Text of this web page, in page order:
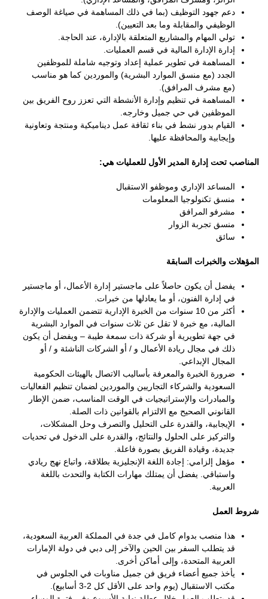
دعم جهود التوظيف (بما في ذلك المساهمة في صياغة الوصف
الوظيفي والمقابلة وما بعد التعيين).
تولي المهام والمشاريع المتعلقة بالإدارة، عند الحاجة.
إدارة الإدارة المالية في قسم العمليات.
المساهمة في تطوير عملية إعداد وتوجيه شاملة للموظفين
الجدد (مع منسق الموارد البشرية) والموردين كما هو مناسب
(مع مشرف المرافق).
المساهمة في تنظيم وإدارة الأنشطة التي تعزز روح الفريق بين
الموظفين في حي جميل وخارجه.
القيام بدور نشط في بناء ثقافة عمل ديناميكية ومنتجة وتعاونية
وإيجابية والمحافظة عليها.
المناصب تحت إدارة المدير الأول للعمليات هي:
المساعد الإداري وموظفو الاستقبال
منسق تكنولوجيا المعلومات
مشرفو المرافق
منسق تجربة الزوار
سائق
المؤهلات والخبرات السابقة
يفضل أن يكون حاصلاً على ماجستير إدارة الأعمال، أو ماجستير
في إدارة الفنون، أو ما يعادلها من خبرات.
أكثر من 10 سنوات من الخبرة الإدارية تتضمن العمليات والإدارة
المالية، مع خبرة لا تقل عن ثلاث سنوات في الموارد البشرية
في جهة تطويرية أو شركة ذات سمعة طيبة – ويفضل أن يكون
ذلك في مجال ريادة الأعمال و / أو الشركات الناشئة و / أو
المجال الإبداعي.
ضرورة الخبرة والمعرفة بأساليب الاتصال بالهيئات الحكومية
السعودية والشركاء التجاريين والموردين لضمان تنظيم الفعاليات
والمبادرات والإستراتيجيات في الوقت المناسب، ضمن الإطار
القانوني الصحيح مع الالتزام بالقوانين ذات الصلة.
الإيجابية، والقدرة على التحليل والتصرف وحل المشكلات،
والتركيز على الحلول والنتائج، والقدرة على الدخول في تحديات
جديدة، وقيادة الفريق بصورة فاعلة.
مؤهل إلزامي: إجادة اللغة الإنجليزية بطلاقة، واتباع نهج ريادي
واستباقي. يفضل أن يمتلك مهارات الكتابة والتحدث باللغة
العربية.
شروط العمل
هذا منصب بدوام كامل في جدة في المملكة العربية السعودية،
قد يتطلب السفر بين الحين والآخر إلى دبي في دولة الإمارات
العربية المتحدة، وإلى أماكن أخرى.
يأخذ جميع أعضاء فريق فن جميل مناوبات في الجلوس في
مكتب الاستقبال (يوم واحد على الأقل كل 2-3 أسابيع).